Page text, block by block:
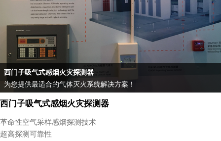
西门子吸气式感烟火灾探测器
为您提供最适合的气体灭火系统解决方案！
西门子吸气式感烟火灾探测器
革命性空气采样感烟探测技术
超高探测可靠性